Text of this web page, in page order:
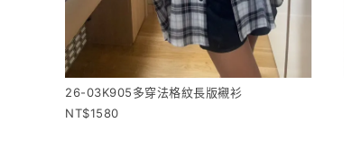
26-03K905多穿法格紋長版襯衫
1580